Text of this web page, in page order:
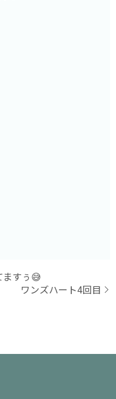
ますぅ😅
ワンズハート4回目